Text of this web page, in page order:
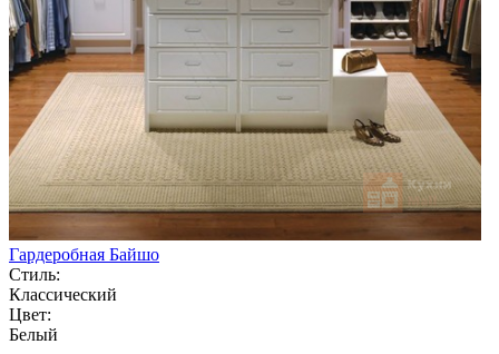
Гардеробная Байшо
Стиль:
Классический
Цвет:
Белый